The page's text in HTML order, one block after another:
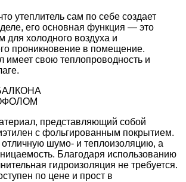
утеплитель сам по себе создает
его основная функция — это
для холодного воздуха и
проникновение в помещение.
имеет свою теплопроводность и
представляющий собой
с фольгированным покрытием.
шумо- и теплоизоляцию, а
Благодаря использованию
гидроизоляция не требуется.
по цене и прост в